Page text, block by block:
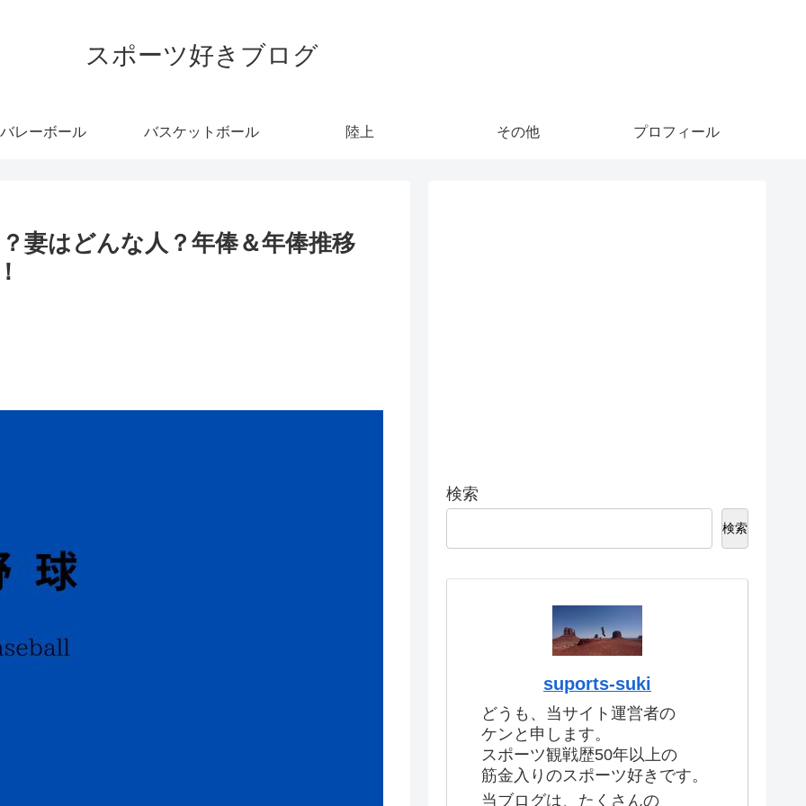
スポーツ好きブログ
バレーボール バスケットボール 陸上 その他 プロフィール
妻はどんな人？年俸＆年俸推移
検索
検索
suports-suki
どうも、当サイト運営者の
ケンと申します。
スポーツ観戦歴50年以上の
筋金入りのスポーツ好きです。
当ブログは、たくさんの